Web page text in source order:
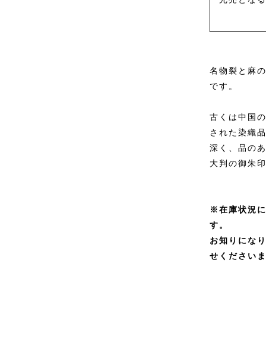
名物裂と麻
です。
古くは中国
された染織
深く、品の
大判の御朱
※在庫状況
す。
お知りにな
せください